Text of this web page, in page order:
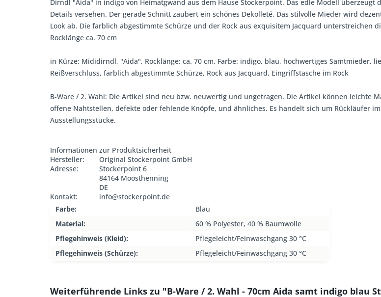
Dirndl "Aida" in indigo von Heimatgwand aus dem Hause Stockerpoint. Das edle Modell
Details versehen. Der gerade Schnitt zaubert ein schönes Dekolleté. Das stilvolle Mieder wird
Look ab. Die farblich abgestimmte Schürze und der Rock aus exquisitem Jacquard unterstreichen
Rocklänge ca. 70 cm
in Kürze: Mididirndl, "Aida", Rocklänge: ca. 70 cm, Farbe: indigo, blau, hochwertiges Samtmieder,
Reißverschluss, farblich abgestimmte Schürze, Rock aus Jacquard, Eingriffstasche im Rock
B-Ware / 2. Wahl: Die Artikel sind neu bzw. neuwertig und ungetragen. Die Artikel können leichte
offene Nahtstellen, defekte oder fehlende Knöpfe, und ähnliches. Es handelt sich um Rückläufer
Ausstellungsstücke.
Informationen zur Produktsicherheit
Hersteller:
Original Stockerpoint GmbH
Adresse:
Stockerpoint 6
84164 Moosthenning
DE
Kontakt:
info@stockerpoint.de
Farbe:
Blau
Material:
60 % Polyester, 40 % Baumwolle
Pflegehinweis (Kleid):
Pflegeleicht/Feinwaschgang 30 °C
Pflegehinweis (Schürze):
Pflegeleicht/Feinwaschgang 30 °C
Weiterführende Links zu "B-Ware / 2. Wahl - 70cm Aida samt indigo blau